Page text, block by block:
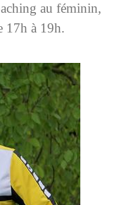
au féminin,
17h à 19h.